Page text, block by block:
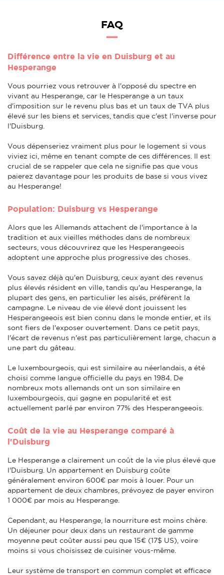
FAQ
Différence entre la vie en Duisburg et au
Hesperange
Vous pourriez vous retrouver à l'opposé du spectre en
vivant au Hesperange, car le Hesperange a un taux
d'imposition sur le revenu plus bas et un taux de TVA plus
élevé sur les biens et services, tandis que c'est l'inverse pour
l'Duisburg.
Vous dépenseriez vraiment plus pour le logement si vous
viviez ici, même en tenant compte de ces différences. Il est
crucial de se rappeler que cela ne signifie pas que vous
paierez davantage pour les produits de base si vous vivez
au Hesperange!
Population: Duisburg vs Hesperange
Alors que les Allemands attachent de l'importance à la
tradition et aux vieilles méthodes dans de nombreux
secteurs, vous découvrirez que les Hesperangeeois
adoptent une approche plus progressive des choses.
Vous savez déjà qu'en Duisburg, ceux ayant des revenus
plus élevés résident en ville, tandis qu'au Hesperange, la
plupart des gens, en particulier les aisés, préfèrent la
campagne. Le niveau de vie élevé dont jouissent les
Hesperangeeois est bien connu dans le monde entier, et ils
sont fiers de l'exposer ouvertement. Dans ce petit pays,
l'écart de revenus n'est pas particulièrement large, chacun a
une part du gâteau.
Le luxembourgeois, qui est similaire au néerlandais, a été
choisi comme langue officielle du pays en 1984. De
nombreux mots allemands ont un son similaire en
luxembourgeois, qui gagne en popularité et est
actuellement parlé par environ 77% des Hesperangeeois.
Coût de la vie au Hesperange comparé à
l'Duisburg
Le Hesperange a clairement un coût de la vie plus élevé que
l'Duisburg. Un appartement en Duisburg coûte
généralement environ 600€ par mois à louer. Pour un
appartement de deux chambres, prévoyez de payer environ
1 000€ par mois au Hesperange.
Cependant, au Hesperange, la nourriture est moins chère.
Un déjeuner pour deux dans un restaurant de gamme
moyenne peut coûter aussi peu que 15€ (17$ US), voire
moins si vous choisissez de cuisiner vous-même.
Leur système de transport en commun complet et efficace